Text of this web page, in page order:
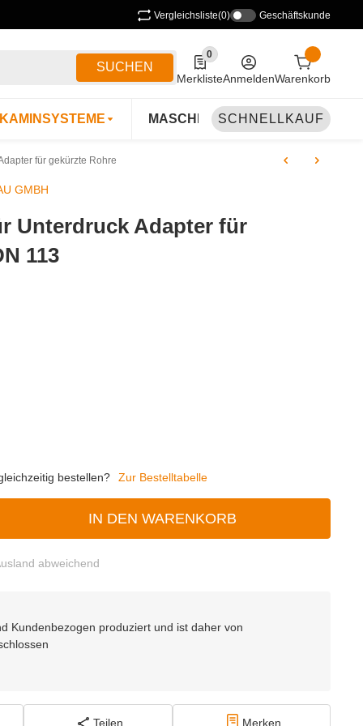
Vergleichsliste(0) Geschäftskunde
SUCHEN
0
0 Produkte in der Liste
MerklisteAnmeldenWarenkorb
KAMINSYSTEME MASCHINEN & ZUBEHÖR
SCHNELLKAUF
für gekürzte Rohre
GMBH
Unterdruck Adapter für
113
bestellen?
Zur Bestelltabelle
IN DEN WARENKORB
abweichend
Kundenbezogen produziert und ist daher von
Teilen Merken